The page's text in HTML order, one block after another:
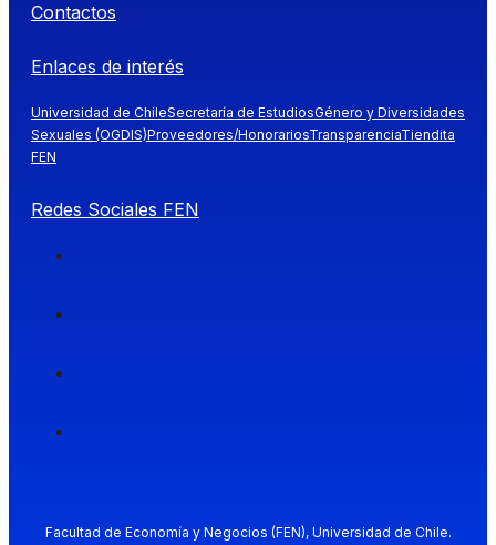
Contactos
Enlaces de interés
Universidad de ChileSecretaría de EstudiosGénero y Diversidades
Sexuales (OGDIS)Proveedores/HonorariosTransparenciaTiendita
FEN
Redes Sociales FEN
Facultad de Economía y Negocios (FEN), Universidad de Chile.